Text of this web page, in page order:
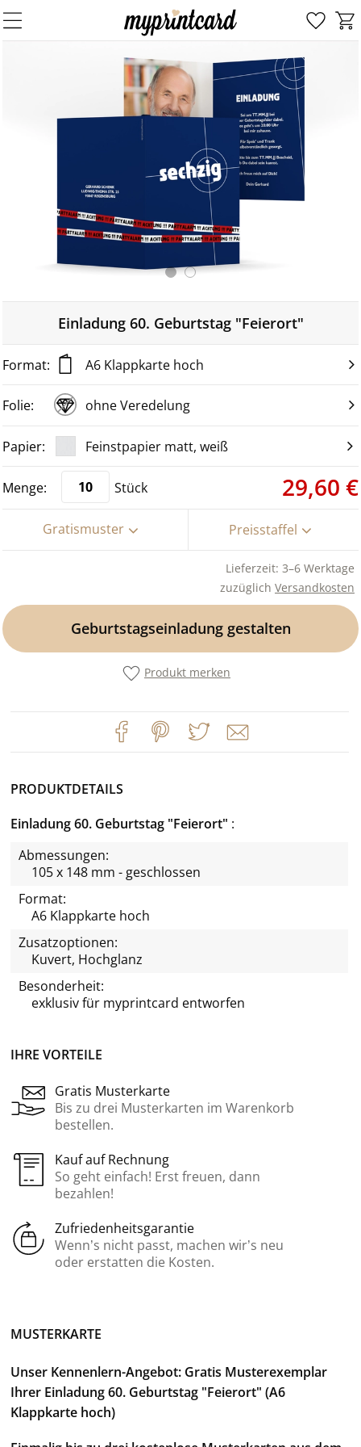
Einladung 60. Geburtstag "Feierort"
A6 Klappkarte hoch
ohne Veredelung
Feinstpapier matt, weiß
Stück 29,60 €
Gratismuster Preisstaffel
Lieferzeit: 3–6 Werktage
zuzüglich Versandkosten
Geburtstagseinladung gestalten
Produkt merken
IHRE VORTEILE
Gratis Musterkarte
Bis zu drei Musterkarten im Warenkorb
bestellen.
Kauf auf Rechnung
So geht einfach! Erst freuen, dann
bezahlen!
Zufriedenheitsgarantie
Wenn’s nicht passt, machen wir’s neu
oder erstatten die Kosten.
PRODUKTDETAILS
Einladung 60. Geburtstag "Feierort"
Abmessungen:
105 x 148 mm - geschlossen
Format:
A6 Klappkarte hoch
Zusatzoptionen:
Kuvert, Hochglanz
Besonderheit:
exklusiv für myprintcard entworfen
MUSTERKARTE
Unser Kennenlern-Angebot: Gratis Musterexemplar
Ihrer Einladung 60. Geburtstag "Feierort" (A6
Klappkarte hoch)